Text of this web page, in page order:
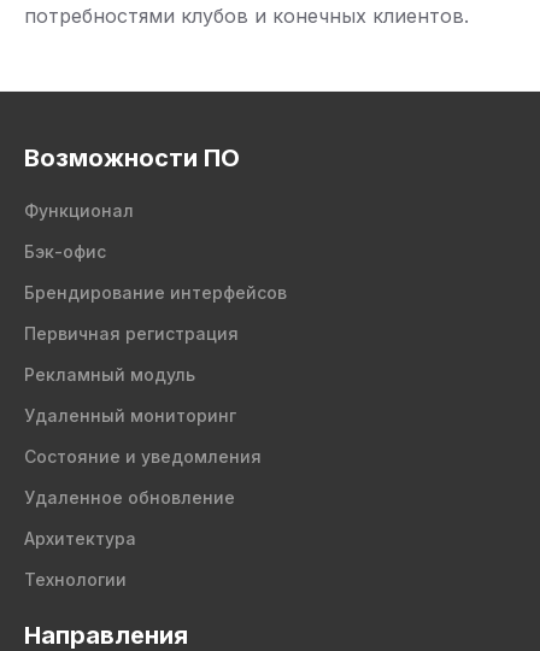
потребностями клубов и конечных клиентов.
Возможности ПО
Функционал
Бэк-офис
Брендирование интерфейсов
Первичная регистрация
Рекламный модуль
Удаленный мониторинг
Состояние и уведомления
Удаленное обновление
Архитектура
Технологии
Направления